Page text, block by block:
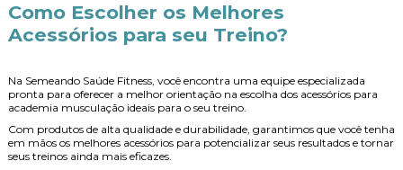
Como Escolher os Melhores
Acessórios para seu Treino?
Na Semeando Saúde Fitness, você encontra uma equipe especializada
pronta para oferecer a melhor orientação na escolha dos acessórios para
academia musculação ideais para o seu treino.
Com produtos de alta qualidade e durabilidade, garantimos que você tenha
em mãos os melhores acessórios para potencializar seus resultados e tornar
seus treinos ainda mais eficazes.